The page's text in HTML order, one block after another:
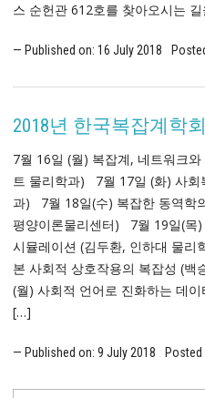
스 순헌관 612호를 찾아오시는
Published on: 16 July2018
2018년 한국복잡계학
7월 16일 (월) 복잡계, 네트워크
트 물리학과) 7월 17일 (화) 사회
과) 7월 18일(수) 복잡한 동역학
평양이론물리센터) 7월 19일(목)
시뮬레이션 (김두환, 인하대 물
본 사회적 상호작용의 복잡성 (
(월) 사회적 언어로 진화하는 데
[…]
Published on: 9 July 2018 Posted